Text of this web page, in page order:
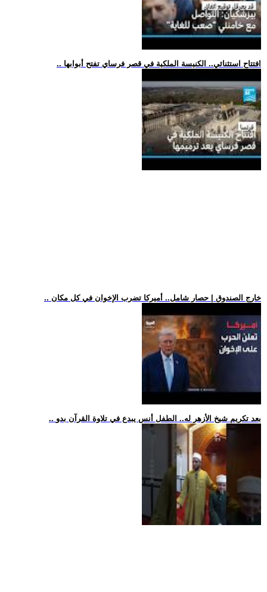
.. افتتاح استثنائي.. الكنيسة الملكية في قصر فرساي تفتح أبوابها
.. خارج الصندوق | حصار شامل.. أميركا تضرب الإخوان في كل مكان
.. بعد تكريم شيخ الأزهر له.. الطفل أنس يبدع في تلاوة القرآن بدو